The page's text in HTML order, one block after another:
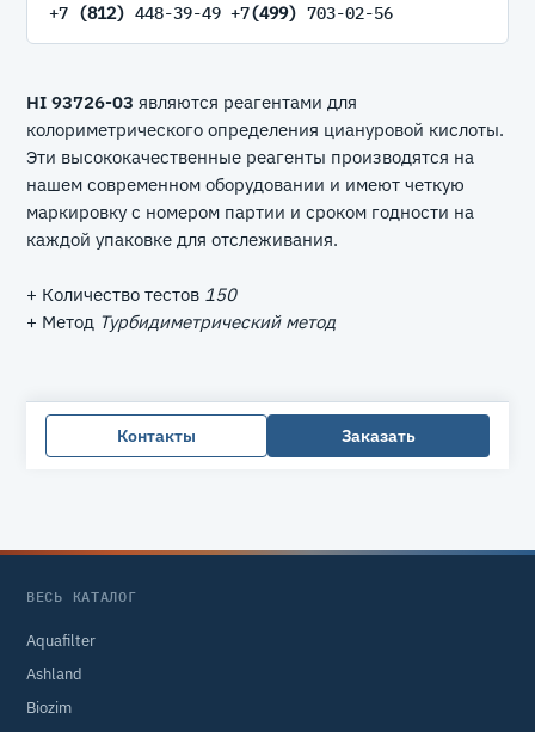
+7 (812) 448-39-49 +7(499) 703-02-56
HI 93726-03 являются реагентами для
колориметрического определения циануровой кислоты.
Эти высококачественные реагенты производятся на
нашем современном оборудовании и имеют четкую
маркировку с номером партии и сроком годности на
каждой упаковке для отслеживания.
+ Количество тестов 150
+ Метод Турбидиметрический метод
Контакты Заказать
ВЕСЬ КАТАЛОГ
Aquafilter
Ashland
Biozim